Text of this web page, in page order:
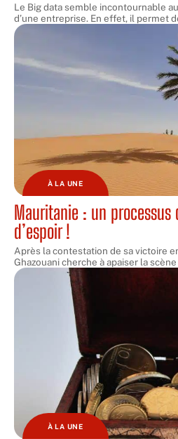
Le Big data semble incontournable
d’une entreprise. En effet, il permet
À LA UNE
Mauritanie : un
d’espoir !
Après la contestation de sa victoire
Ghazouani cherche à apaiser la
À LA UNE